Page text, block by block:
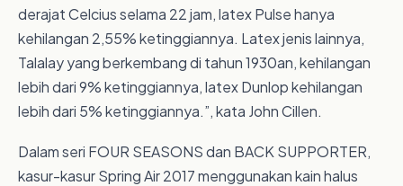
derajat Celcius selama 22 jam, latex Pulse hanya
kehilangan 2,55% ketinggiannya. Latex jenis lainnya,
Talalay yang berkembang di tahun 1930an, kehilangan
lebih dari 9% ketinggiannya, latex Dunlop kehilangan
lebih dari 5% ketinggiannya.”, kata John Cillen.
Dalam seri FOUR SEASONS dan BACK SUPPORTER,
kasur-kasur Spring Air 2017 menggunakan kain halus